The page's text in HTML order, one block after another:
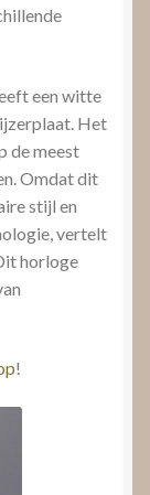
een witte
Het
de meest
Omdat dit
stijl en
vertelt
horloge
!